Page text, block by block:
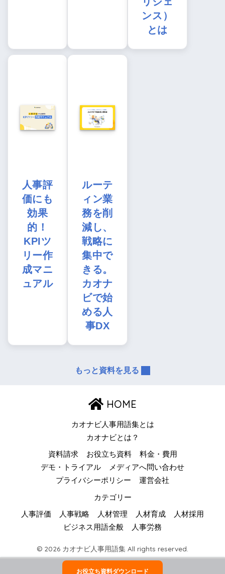
ンス）
とは
人事評
価にも
効果
的！
KPIツ
リー作
成マニ
ュアル
ルーテ
ィン業
務を削
減し、
戦略に
集中で
きる。
カオナ
ビで始
める人
事DX
もっと資料を見る
HOME
カオナビ人事用語集とは
カオナビとは？
資料請求 お役立ち資料
料金・費用
デモ・トライアル
メディアへ問い合わせ
プライバシーポリシー
運営会社
カテゴリー
人事評価 人事戦略 人材管理 人材育成
人材採用
ビジネス用語全般
人事労務
© 2026 カオナビ人事用語集 All rights reserved.
お役立ち資料ダウンロード